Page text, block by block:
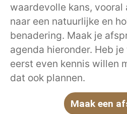
waardevolle kans, vooral
naar een natuurlijke en
benadering. Maak je
agenda hieronder. Heb
eerst even kennis willen
dat ook plannen.
Maak een